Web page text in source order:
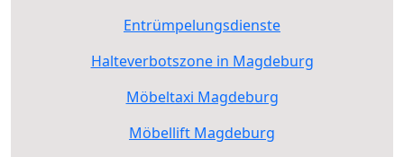
Entrümpelungsdienste
Halteverbotszone in Magdeburg
Möbeltaxi Magdeburg
Möbellift Magdeburg